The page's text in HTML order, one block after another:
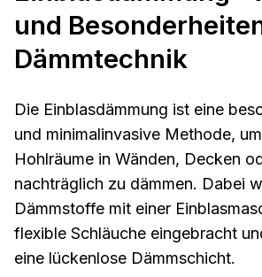
und
Dämmtechnik
Die Einblasdämmung ist eine
und minimalinvasive Methode,
Hohlräume in Wänden, Decken
nachträglich zu dämmen. Dabei
Dämmstoffe mit einer
flexible Schläuche eingebracht
eine lückenlose Dämmschicht.